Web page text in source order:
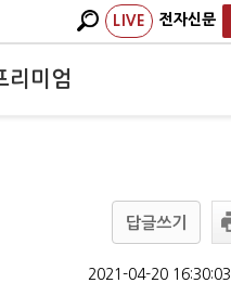
LIVE 전자신문
리미엄
답글쓰기
2021-04-20 16:30:03